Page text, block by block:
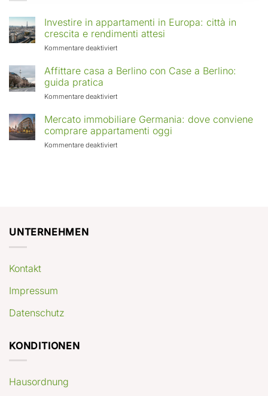
Investire in appartamenti in Europa: città in
crescita e rendimenti attesi
Kommentare deaktiviertfür
in
Europa:
in
crescita
rendimenti
Affittare casa a Berlino con Case a Berlino:
guida pratica
Kommentare deaktiviertfür
casa
a
Berlino
con
Mercato immobiliare Germania: dove conviene
comprare appartamenti oggi
Kommentare deaktiviertfür
UNTERNEHMEN
Kontakt
Impressum
Datenschutz
KONDITIONEN
Hausordnung